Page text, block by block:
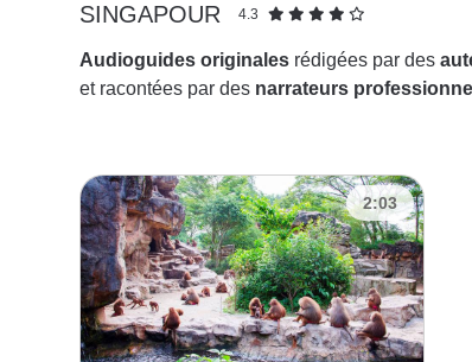
SINGAPOUR 4.3
Audioguides originales rédigées par des
et racontées par des narrateurs
2:03